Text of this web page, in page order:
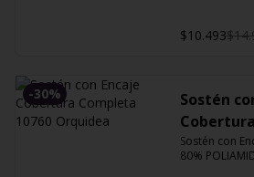
$10.493
-30%
Sostén
Orquidea
Sostén con
80%